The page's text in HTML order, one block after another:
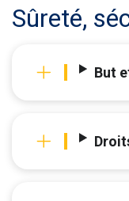
Sûreté,
But